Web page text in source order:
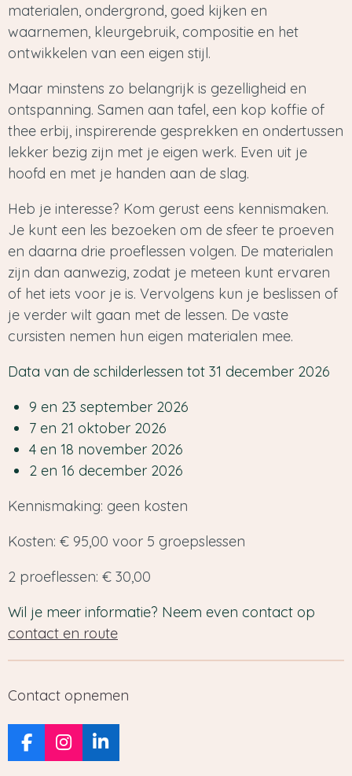
materialen, ondergrond, goed kijken en
waarnemen, kleurgebruik, compositie en het
ontwikkelen van een eigen stijl.
Maar minstens zo belangrijk is gezelligheid en
ontspanning. Samen aan tafel, een kop koffie of
thee erbij, inspirerende gesprekken en ondertussen
lekker bezig zijn met je eigen werk. Even uit je
hoofd en met je handen aan de slag.
Heb je interesse? Kom gerust eens kennismaken.
Je kunt een les bezoeken om de sfeer te proeven
en daarna drie proeflessen volgen. De materialen
zijn dan aanwezig, zodat je meteen kunt ervaren
of het iets voor je is. Vervolgens kun je beslissen of
je verder wilt gaan met de lessen. De vaste
cursisten nemen hun eigen materialen mee.
Data van de schilderlessen tot 31 december 2026
9 en 23 september 2026
7 en 21 oktober 2026
4 en 18 november 2026
2 en 16 december 2026
Kennismaking: geen kosten
Kosten: € 95,00 voor 5 groepslessen
2 proeflessen: € 30,00
Wil je meer informatie? Neem even contact op
contact en route
Contact opnemen
F
a
I
n
L
i